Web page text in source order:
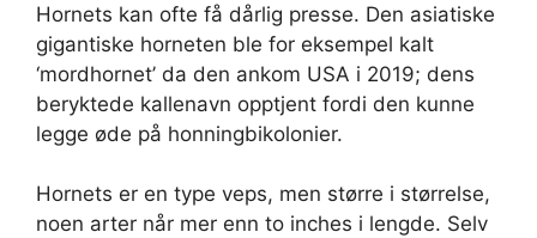
Hornets kan ofte få dårlig presse. Den asiatiske
gigantiske horneten ble for eksempel kalt
‘mordhornet’ da den ankom USA i 2019; dens
beryktede kallenavn opptjent fordi den kunne
legge øde på honningbikolonier.
Hornets er en type veps, men større i størrelse,
noen arter når mer enn to inches i lengde. Selv